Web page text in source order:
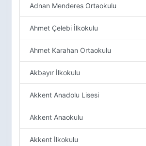
Adnan Menderes Ortaokulu
Ahmet Çelebi İlkokulu
Ahmet Karahan Ortaokulu
Akbayır İlkokulu
Akkent Anadolu Lisesi
Akkent Anaokulu
Akkent İlkokulu